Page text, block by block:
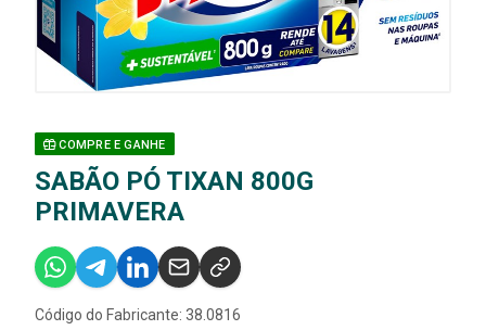
COMPRE E GANHE
SABÃO PÓ TIXAN 800G
PRIMAVERA
Código do Fabricante: 38.0816